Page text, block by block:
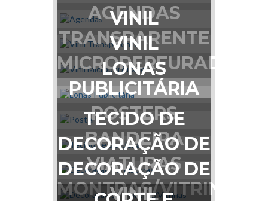
AGENDAS
VINIL
TRANSPARENTE
VINIL
MICROPERFURADO
LONAS
PUBLICITÁRIA
POSTERS
TECIDO DE
BANDEIRA
DECORAÇÃO DE
VIATURAS
DECORAÇÃO DE
MONTRAS/VITRINAS
VINIL